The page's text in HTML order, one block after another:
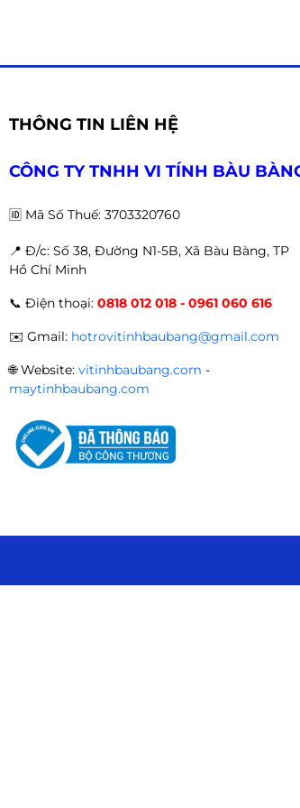
THÔNG TIN LIÊN HỆ
CÔNG TY TNHH VI TÍNH BÀU
🆔 Mã Số Thuế: 3703320760
📍 Đ/c: Số 38, Đường N1-5B, Xã Bàu Bàng, TP
Hồ Chí Minh
📞 Điện thoại: 0818 012 018 - 0961 060 616
✉️ Gmail: hotrovitinhbaubang@gmail.com
🌐Website: vitinhbaubang.com -
maytinhbaubang.com